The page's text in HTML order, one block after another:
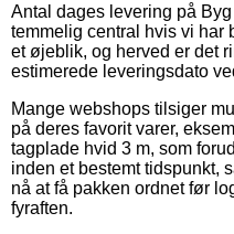
Antal dages levering på
temmelig central hvis vi har
et øjeblik, og herved er det
estimerede leveringsdato
Mange webshops tilsiger
på deres favorit varer,
tagplade hvid 3 m, som
inden et bestemt tidspunkt,
nå at få pakken ordnet før
fyraften.